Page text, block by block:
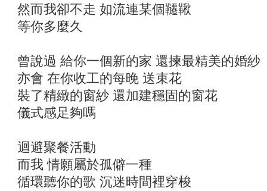
然而我卻不走 如流連某個韆鞦
等你多麼久
曾說過 給你一個新的家 還揀最精美的婚紗
亦會 在你收工的每晚 送束花
裝了精緻的窗紗 還加建穩固的窗花
儀式感足夠嗎
迴避聚餐活動
而我 情願屬於孤僻一種
循環聽你的歌 沉迷時間裡穿梭